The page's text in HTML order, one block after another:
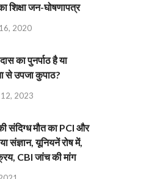
शिक्षा जन-घोषणापत्र
2020
का पुनर्पाठ है या
से उपजा कुपाठ?
2023
संदिग्ध मौत का PCI और
संज्ञान, यूनियनें रोष में,
CBI जांच की मांग